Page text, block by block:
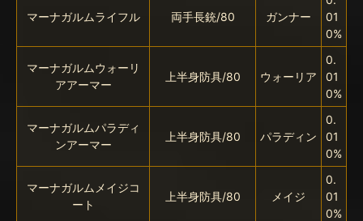
マーナガルムライフル 両手長銃/80 ガンナー
01
0%
マーナガルムウォーリ
アアーマー
上半身防具/80 ウォーリア
0.
01
0%
マーナガルムパラディ
ンアーマー
上半身防具/80 パラディン
0.
01
0%
マーナガルムメイジコ
ート
上半身防具/80 メイジ
0.
01
0%